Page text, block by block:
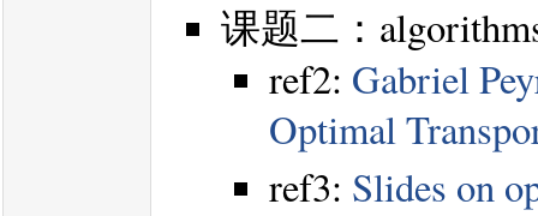
课题二：
ref2: Gabriel
Optimal
ref3: Slides on